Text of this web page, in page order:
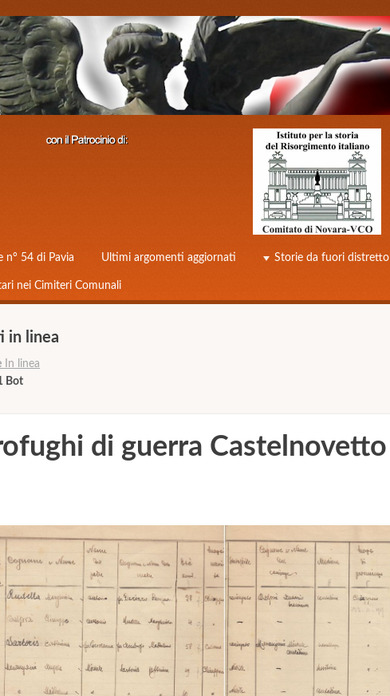
n° 54 di Pavia Ultimi argomenti aggiornati Storie da fuori distretto
nei Cimiteri Comunali
in linea
In linea
Bot
di guerra Castelnovetto